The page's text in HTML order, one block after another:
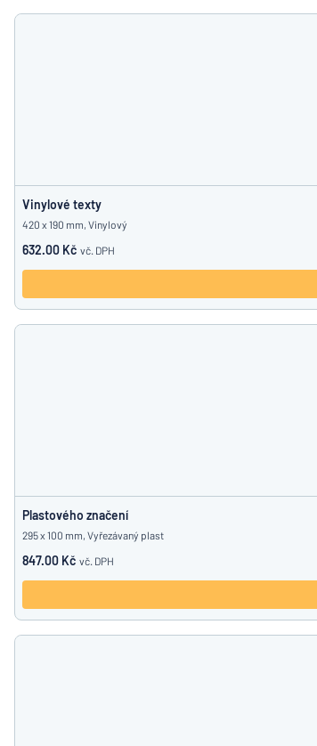
Vinylové texty
420 x 190 mm, Vinylový
632.00 Kč vč. DPH
Plastového značení
295 x 100 mm, Vyřezávaný plast
847.00 Kč vč. DPH